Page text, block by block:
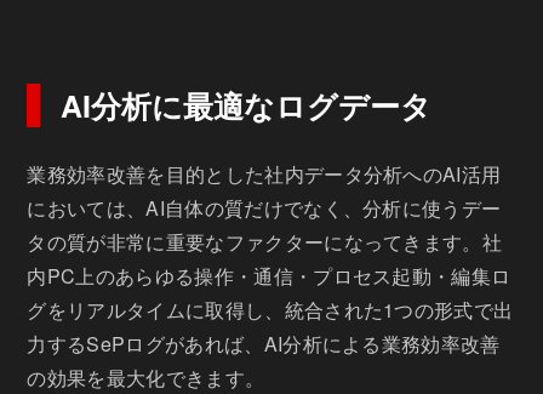
AI分析に最適なログデータ
業務効率改善を目的とした社内データ分析へのAI活用
においては、AI自体の質だけでなく、分析に使うデー
タの質が非常に重要なファクターになってきます。社
内PC上のあらゆる操作・通信・プロセス起動・編集ロ
グをリアルタイムに取得し、統合された1つの形式で出
力するSePログがあれば、AI分析による業務効率改善
の効果を最大化できます。